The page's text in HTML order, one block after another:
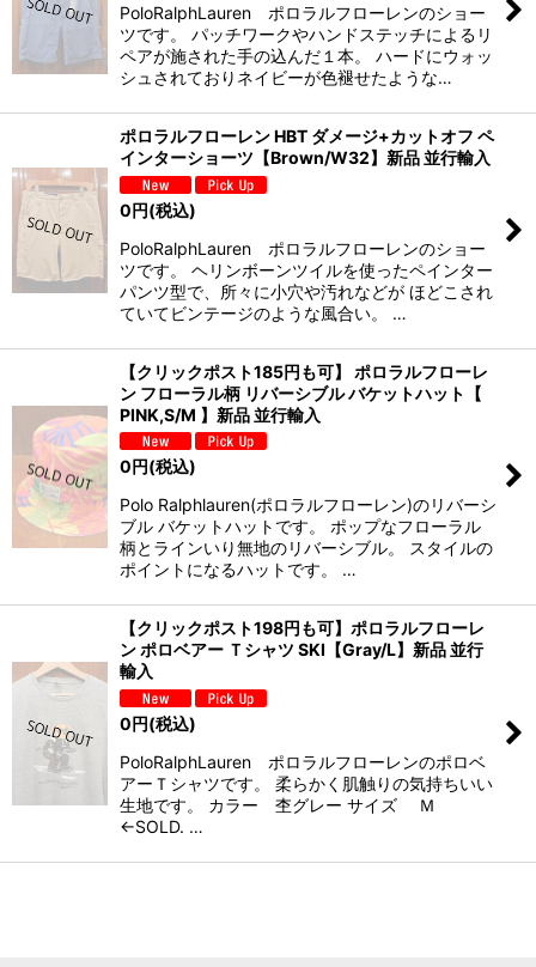
PoloRalphLauren ポロラルフローレンのショー
ツです。 パッチワークやハンドステッチによるリ
ペアが施された手の込んだ１本。 ハードにウォッ
シュされておりネイビーが色褪せたような…
ポロラルフローレン HBT ダメージ+カットオフ ペ
インターショーツ【Brown/W32】新品 並行輸入
0円(税込)
PoloRalphLauren ポロラルフローレンのショー
ツです。 ヘリンボーンツイルを使ったペインター
パンツ型で、所々に小穴や汚れなどが ほどこされ
ていてビンテージのような風合い。 …
【クリックポスト185円も可】 ポロラルフローレ
ン フローラル柄 リバーシブル バケットハット【
PINK,S/M 】新品 並行輸入
0円(税込)
Polo Ralphlauren(ポロラルフローレン)のリバーシ
ブル バケットハットです。 ポップなフローラル
柄とラインいり無地のリバーシブル。 スタイルの
ポイントになるハットです。 …
【クリックポスト198円も可】ポロラルフローレ
ン ポロベアー Ｔシャツ SKI【Gray/L】新品 並行
輸入
0円(税込)
PoloRalphLauren ポロラルフローレンのポロベ
アーＴシャツです。 柔らかく肌触りの気持ちいい
生地です。 カラー 杢グレー サイズ Ｍ
←SOLD. …